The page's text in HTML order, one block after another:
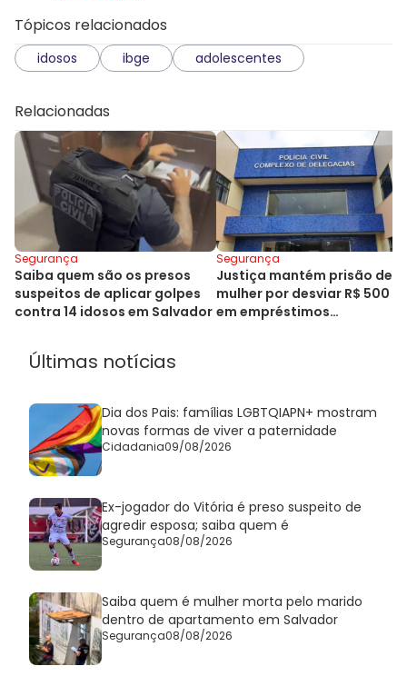
Tópicos relacionados
idosos ibge adolescentes
Relacionadas
Segurança
Saiba quem são os presos
suspeitos de aplicar golpes
contra 14 idosos em Salvador
Segurança
Justiça mantém prisão de
mulher por desviar R$ 500
em empréstimos
Últimas notícias
Dia dos Pais: famílias LGBTQIAPN+ mostram
novas formas de viver a paternidade
Cidadania09/08/2026
Ex-jogador do Vitória é preso suspeito de
agredir esposa; saiba quem é
Segurança08/08/2026
Saiba quem é mulher morta pelo marido
dentro de apartamento em Salvador
Segurança08/08/2026